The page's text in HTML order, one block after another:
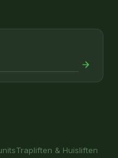
Trapliften & Huisliften